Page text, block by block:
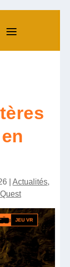
|Actualités,